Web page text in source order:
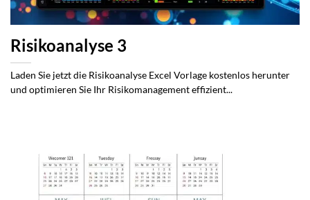
Risikoanalyse 3
Laden Sie jetzt die Risikoanalyse Excel Vorlage kostenlos herunter
und optimieren Sie Ihr Risikomanagement effizient...